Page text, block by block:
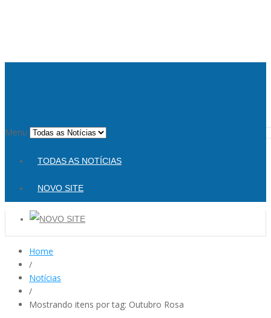
Menu
TODAS AS NOTÍCIAS
NOVO SITE
Home
/
Notícias
/
Mostrando itens por tag: Outubro Rosa